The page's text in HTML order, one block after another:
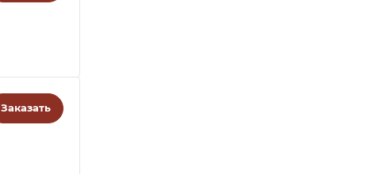
Заказать